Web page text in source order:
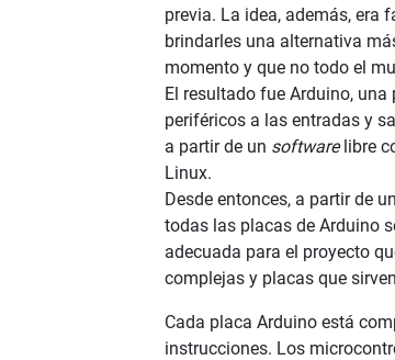
previa. La idea, además, era
brindarles una alternativa
momento y que no todo el
El resultado fue Arduino,
periféricos a las entradas y
a partir de un softwarelibre
Linux.
Desde entonces, a partir de
todas las placas de Arduino
adecuada para el proyecto
complejas y placas que
Cada placa Arduino está
instrucciones. Los